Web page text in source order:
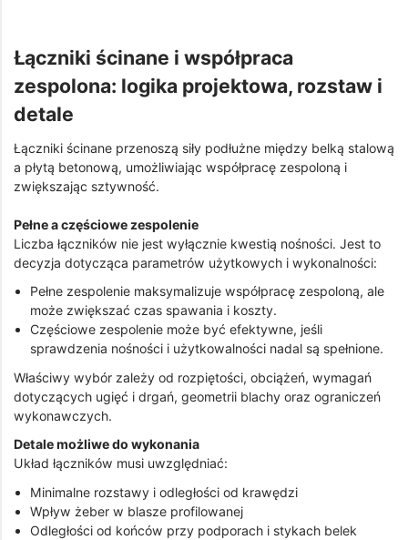
Łączniki ścinane i współpraca
zespolona: logika projektowa, rozstaw i
detale
Łączniki ścinane przenoszą siły podłużne między belką stalową
a płytą betonową, umożliwiając współpracę zespoloną i
zwiększając sztywność.
Pełne a częściowe zespolenie
Liczba łączników nie jest wyłącznie kwestią nośności. Jest to
decyzja dotycząca parametrów użytkowych i wykonalności:
Pełne zespolenie maksymalizuje współpracę zespoloną, ale
może zwiększać czas spawania i koszty.
Częściowe zespolenie może być efektywne, jeśli
sprawdzenia nośności i użytkowalności nadal są spełnione.
Właściwy wybór zależy od rozpiętości, obciążeń, wymagań
dotyczących ugięć i drgań, geometrii blachy oraz ograniczeń
wykonawczych.
Detale możliwe do wykonania
Układ łączników musi uwzględniać:
Minimalne rozstawy i odległości od krawędzi
Wpływ żeber w blasze profilowanej
Odległości od końców przy podporach i stykach belek